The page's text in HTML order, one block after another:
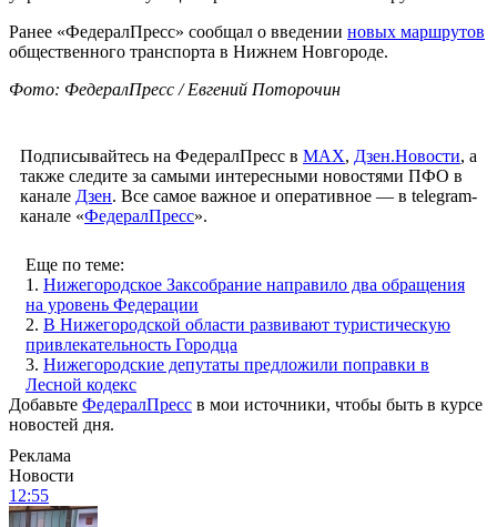
Ранее «ФедералПресс» сообщал о введении новых маршрутов
общественного транспорта в Нижнем Новгороде.
Фото: ФедералПресс / Евгений Поторочин
Подписывайтесь на ФедералПресс в МАХ, Дзен.Новости, а
также следите за самыми интересными новостями ПФО в
канале Дзен. Все самое важное и оперативное — в telegram-
канале «ФедералПресс».
Еще по теме:
1. Нижегородское Заксобрание направило два обращения
на уровень Федерации
2. В Нижегородской области развивают туристическую
привлекательность Городца
3. Нижегородские депутаты предложили поправки в
Лесной кодекс
Добавьте ФедералПресс в мои источники, чтобы быть в курсе
новостей дня.
Реклама
Новости
12:55